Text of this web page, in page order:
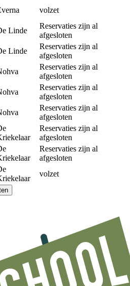
volzet
Linde
Reservaties zijn al
afgesloten
Linde
Reservaties zijn al
afgesloten
Reservaties zijn al
afgesloten
Reservaties zijn al
afgesloten
Reservaties zijn al
afgesloten
Reservaties zijn al
afgesloten
Reservaties zijn al
afgesloten
volzet